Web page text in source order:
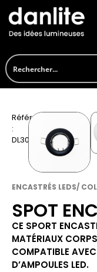
Référence
:
DL305
ENCASTRÉS LEDS/
SPOT
CE SPORT
MATÉRIAUX
COMPATIBLE
D’AMPOULES LED.